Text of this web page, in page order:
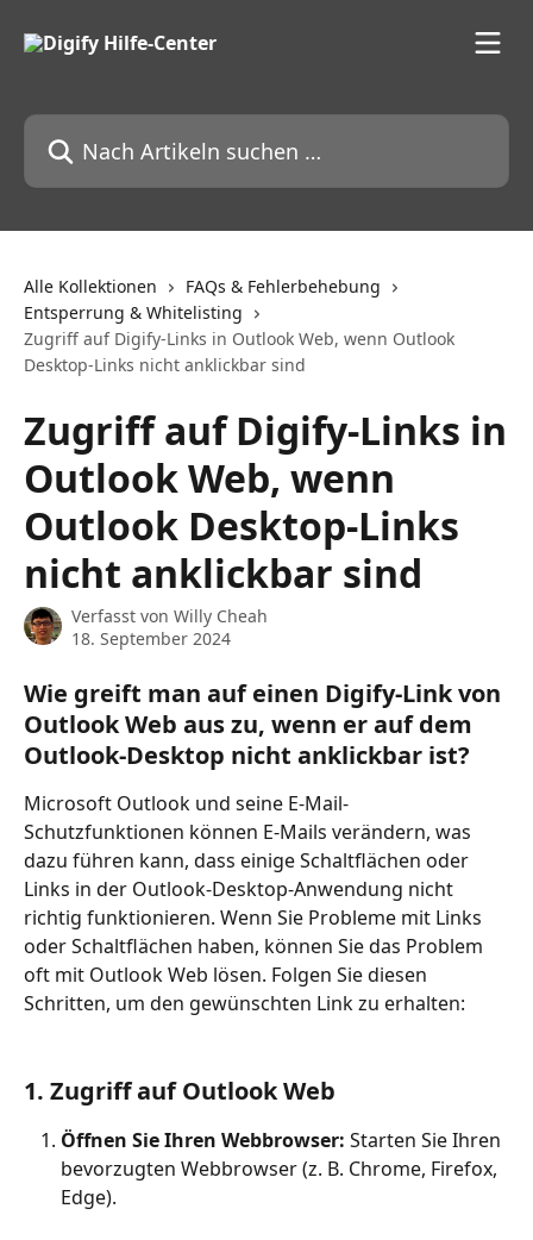
Nach Artikeln suchen …
Alle Kollektionen
FAQs & Fehlerbehebung
Entsperrung & Whitelisting
Zugriff auf Digify-Links in Outlook Web, wenn Outlook
Desktop-Links nicht anklickbar sind
Zugriff auf Digify-Links in
Outlook Web, wenn
Outlook Desktop-Links
nicht anklickbar sind
Verfasst von Willy Cheah
18. September 2024
Wie greift man auf einen Digify-Link von
Outlook Web aus zu, wenn er auf dem
Outlook-Desktop nicht anklickbar ist?
Microsoft Outlook und seine E-Mail-
Schutzfunktionen können E-Mails verändern, was
dazu führen kann, dass einige Schaltflächen oder
Links in der Outlook-Desktop-Anwendung nicht
richtig funktionieren. Wenn Sie Probleme mit Links
oder Schaltflächen haben, können Sie das Problem
oft mit Outlook Web lösen. Folgen Sie diesen
Schritten, um den gewünschten Link zu erhalten:
1. Zugriff auf Outlook Web
Öffnen Sie Ihren Webbrowser: Starten Sie Ihren
bevorzugten Webbrowser (z. B. Chrome, Firefox,
Edge).